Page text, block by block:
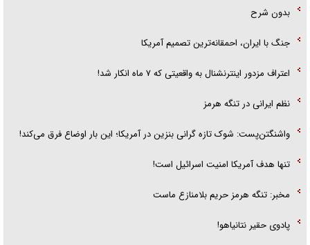
بدون شرح
جنگ با ایران، احمقانه‌ترین تصمیم آمریکا
اعتراف مزدور اینترنشنال به واقعیتی که ۷ ماه انکار شد!
نظم ایرانی در تنگه هرمز
واشنگتن‌پست: شوک تازه گرانی بنزین در آمریکا؛ این بار اوضاع فرق می‌کند!
تنها هدف آمریکا امنیت اسرائیل است!
مخبر: تنگه هرمز حریم بلامنازع ماست
پادوی حقیر نتانیاهو!